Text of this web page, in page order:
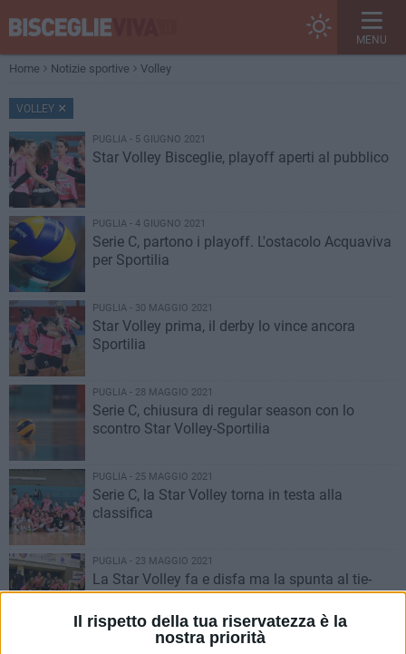
Il rispetto della tua riservatezza è la
nostra priorità
MENU
Home Notizie sportive Volley
VOLLEY
PUGLIA - 5 GIUGNO 2021
Star Volley Bisceglie, playoff aperti al pubblico
PUGLIA - 4 GIUGNO 2021
Serie C, partono i playoff. L'ostacolo Acquaviva
per Sportilia
PUGLIA - 30 MAGGIO 2021
Star Volley prima, il derby lo vince ancora
Sportilia
PUGLIA - 28 MAGGIO 2021
Serie C, chiusura di regular season con lo
scontro Star Volley-Sportilia
PUGLIA - 25 MAGGIO 2021
Serie C, la Star Volley torna in testa alla
classifica
PUGLIA - 23 MAGGIO 2021
La Star Volley fa e disfa ma la spunta al tie-
break sul parquet di Cerignola
PUGLIA - 23 MAGGIO 2021